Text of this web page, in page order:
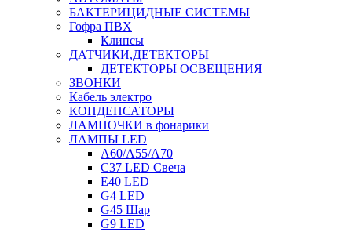
БАКТЕРИЦИДНЫЕ СИСТЕМЫ
Гофра ПВХ
Клипсы
ДАТЧИКИ,ДЕТЕКТОРЫ
ДЕТЕКТОРЫ ОСВЕЩЕНИЯ
ЗВОНКИ
Кабель электро
КОНДЕНСАТОРЫ
ЛАМПОЧКИ в фонарики
ЛАМПЫ LED
A60/A55/A70
C37 LED Свеча
E40 LED
G4 LED
G45 Шар
G9 LED